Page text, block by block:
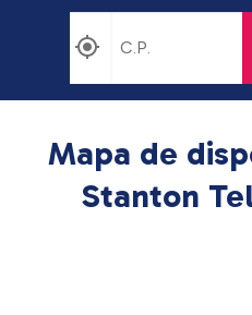
Mapa de
Stanton